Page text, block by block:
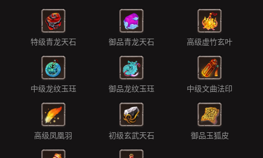
特级青龙天石 御品青龙天石 高级虚竹玄叶
中级龙纹玉珏 御品龙纹玉珏 中级文曲法印
高级凤凰羽 初级玄武天石 御品玉狐皮